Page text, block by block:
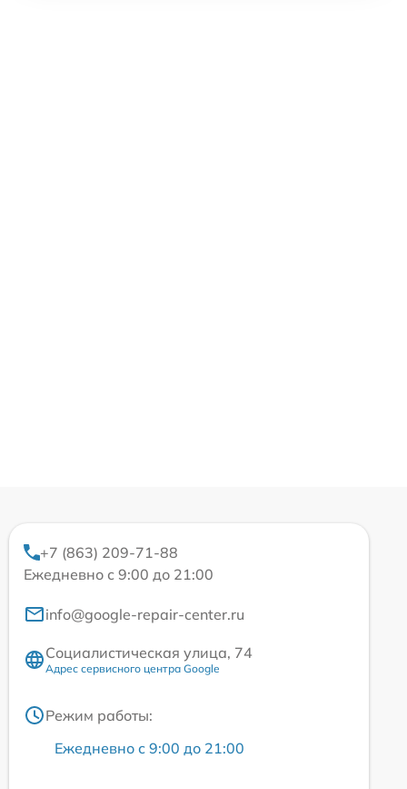
+7 (863) 209-71-88
Ежедневно с 9:00 до 21:00
info@google-repair-center.ru
Социалистическая улица, 74
Адрес сервисного центра Google
Режим работы:
Ежедневно с 9:00 до 21:00